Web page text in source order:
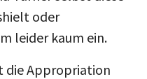
oder
leider kaum ein.
die Appropriation